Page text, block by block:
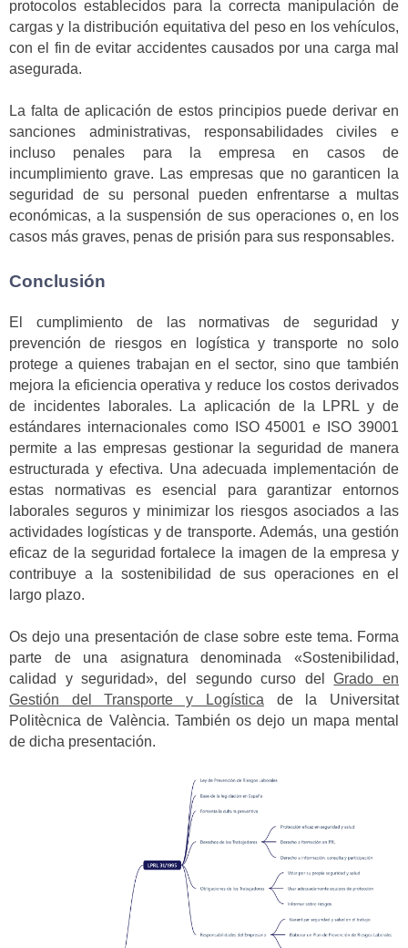
protocolos establecidos para la correcta manipulación de
cargas y la distribución equitativa del peso en los vehículos,
con el fin de evitar accidentes causados por una carga mal
asegurada.
La falta de aplicación de estos principios puede derivar en
sanciones administrativas, responsabilidades civiles e
incluso penales para la empresa en casos de
incumplimiento grave. Las empresas que no garanticen la
seguridad de su personal pueden enfrentarse a multas
económicas, a la suspensión de sus operaciones o, en los
casos más graves, penas de prisión para sus responsables.
Conclusión
El cumplimiento de las normativas de seguridad y
prevención de riesgos en logística y transporte no solo
protege a quienes trabajan en el sector, sino que también
mejora la eficiencia operativa y reduce los costos derivados
de incidentes laborales. La aplicación de la LPRL y de
estándares internacionales como ISO 45001 e ISO 39001
permite a las empresas gestionar la seguridad de manera
estructurada y efectiva. Una adecuada implementación de
estas normativas es esencial para garantizar entornos
laborales seguros y minimizar los riesgos asociados a las
actividades logísticas y de transporte. Además, una gestión
eficaz de la seguridad fortalece la imagen de la empresa y
contribuye a la sostenibilidad de sus operaciones en el
largo plazo.
Os dejo una presentación de clase sobre este tema. Forma
parte de una asignatura denominada «Sostenibilidad,
calidad y seguridad», del segundo curso delGrado en
Gestión del Transporte y Logística de la Universitat
Politècnica de València. También os dejo un mapa mental
de dicha presentación.